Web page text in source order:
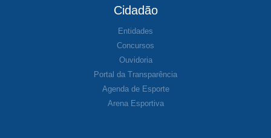
Cidadão
Entidades
Concursos
Ouvidoria
Portal da Transparência
Agenda de Esporte
Arena Esportiva